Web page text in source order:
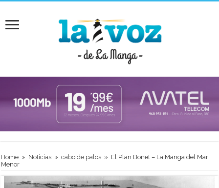
Home » Noticias » cabo de palos » El Plan Bonet – La Manga del Mar
Menor